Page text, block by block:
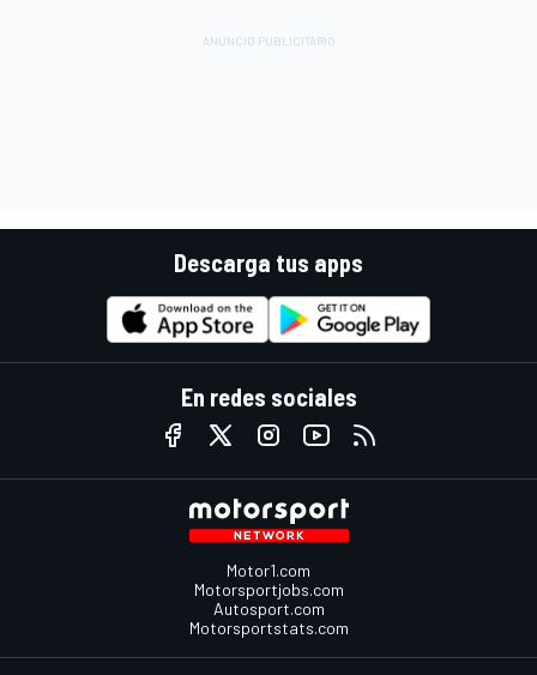
Descarga tus apps
En redes sociales
Motor1.com
Motorsportjobs.com
Autosport.com
Motorsportstats.com